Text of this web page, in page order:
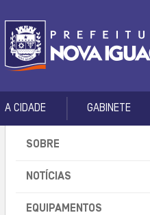
A CIDADE GABINETE
SOBRE
NOTÍCIAS
EQUIPAMENTOS